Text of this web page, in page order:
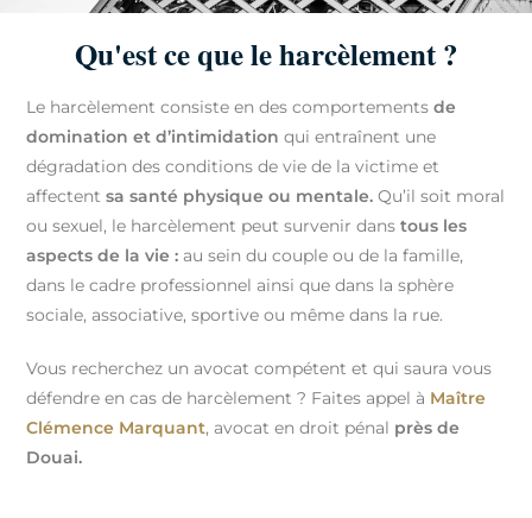
Qu'est ce que le harcèlement ?
Le harcèlement consiste en des comportementsde
domination et d’intimidation qui entraînent une
dégradation des conditions de vie de la victime et
affectentsa santé physique ou mentale. Qu’il soit moral
ou sexuel, le harcèlement peut survenir danstous les
aspects de la vie : au sein du couple ou de la famille,
dans le cadre professionnel ainsi que dans la sphère
sociale, associative, sportive ou même dans la rue.
Vous recherchez un avocat compétent et qui saura vous
défendre en cas de harcèlement ? Faites appel à Maître
Clémence Marquant, avocat en droit pénal près de
Douai.